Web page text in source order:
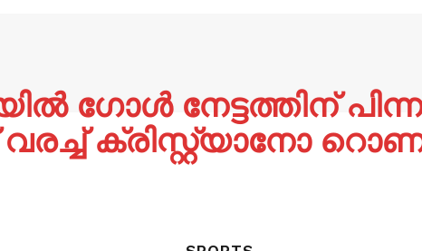
ഗോള്‍ നേട്ടത്തിന്
ക്രിസ്റ്റ്യാനോ